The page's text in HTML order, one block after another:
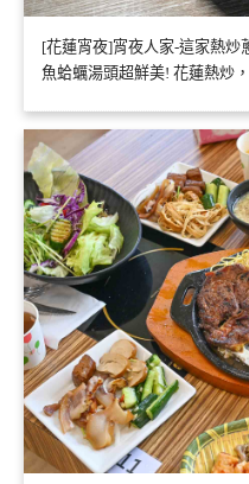
[花蓮宵夜]宵夜人家-這家熱炒
魚蛤蠣湯頭超鮮美! 花蓮熱炒